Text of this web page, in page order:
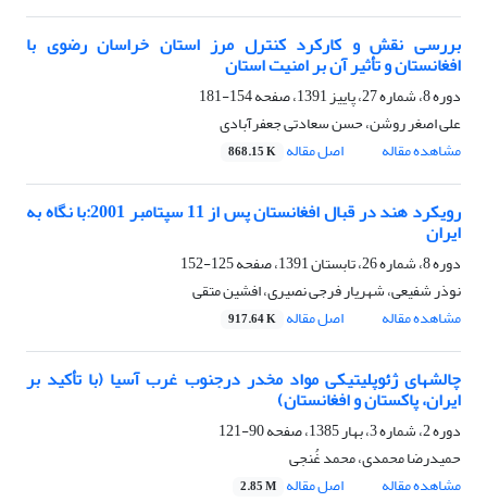
بررسی نقش و کارکرد کنترل مرز استان خراسان رضوی با
افغانستان و تأثیر آن بر امنیت استان
دوره 8، شماره 27، پاییز 1391، صفحه
154-181
علی اصغر روشن، حسن سعادتی جعفرآبادی
مشاهده مقاله
اصل مقاله 868.15 K
رویکرد هند در قبال افغانستان پس از 11 سپتامبر 2001:با نگاه به
ایران
دوره 8، شماره 26، تابستان 1391، صفحه
125-152
نوذر شفیعی، شهریار فرجی نصیری، افشین متقی
مشاهده مقاله
اصل مقاله 917.64 K
چالشهای ژئوپلیتیکی مواد مخدر درجنوب غرب آسیا (با تأکید بر
ایران، پاکستان و افغانستان)
دوره 2، شماره 3، بهار 1385، صفحه
90-121
حمیدرضا محمدی، محمد غُنجی
مشاهده مقاله
اصل مقاله 2.85 M